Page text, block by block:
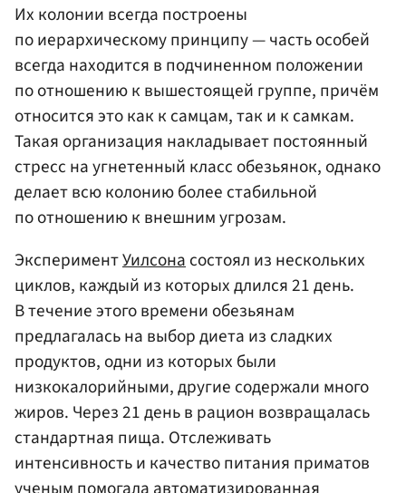
Их колонии всегда построены
по иерархическому принципу — часть особей
всегда находится в подчиненном положении
по отношению к вышестоящей группе, причём
относится это как к самцам, так и к самкам.
Такая организация накладывает постоянный
стресс на угнетенный класс обезьянок, однако
делает всю колонию более стабильной
по отношению к внешним угрозам.
ЭкспериментУилсонасостоял из нескольких
циклов, каждый из которых длился 21 день.
В течение этого времени обезьянам
предлагалась на выбор диета из сладких
продуктов, одни из которых были
низкокалорийными, другие содержали много
жиров. Через 21 день в рацион возвращалась
стандартная пища. Отслеживать
интенсивность и качество питания приматов